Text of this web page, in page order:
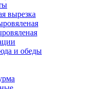
вырезка
и обеды